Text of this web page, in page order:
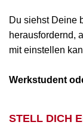
Du siehst Deine
herausfordernd,
mit einstellen
Werkstudent
STELL DICH